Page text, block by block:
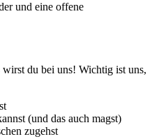
und eine offene
du bei uns! Wichtig ist uns,
(und das auch magst)
zugehst